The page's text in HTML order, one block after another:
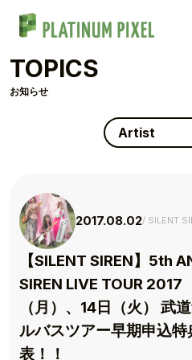
TOPICS
お知らせ
Artist
2017.08.02 SILENT
【SILENT SIREN】5th
SIREN LIVE TOUR 2017
（月）、14日（火） 武
ルバスツアー早期申込
表！！